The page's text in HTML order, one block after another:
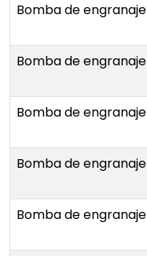
Bomba de engranaje
Bomba de engranaje
Bomba de engranaje
Bomba de engranaje
Bomba de engranaje